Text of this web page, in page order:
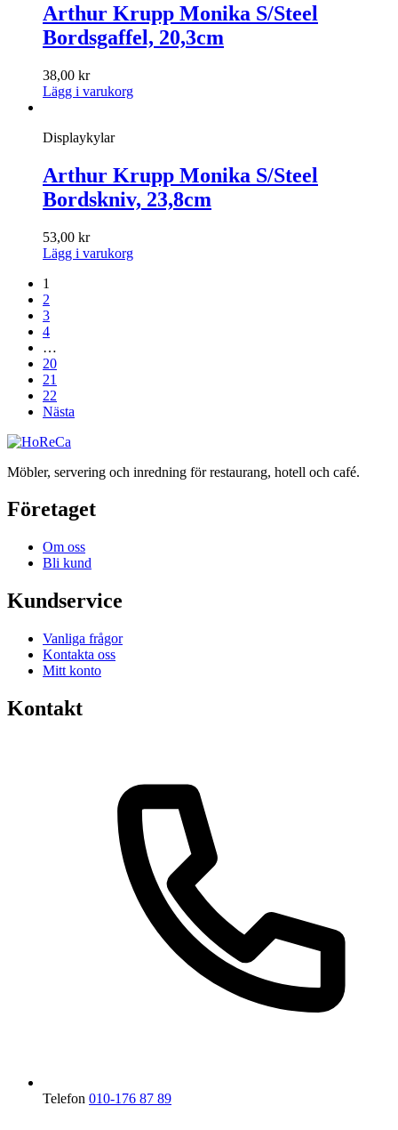
Arthur Krupp Monika S/Steel
Bordsgaffel, 20,3cm
38,00 kr
Lägg i varukorg
Displaykylar
Arthur Krupp Monika S/Steel
Bordskniv, 23,8cm
53,00 kr
Lägg i varukorg
1
2
3
4
…
20
21
22
Nästa
Möbler, servering och inredning för restaurang, hotell och café.
Företaget
Om oss
Bli kund
Kundservice
Vanliga frågor
Kontakta oss
Mitt konto
Kontakt
Telefon 010-176 87 89